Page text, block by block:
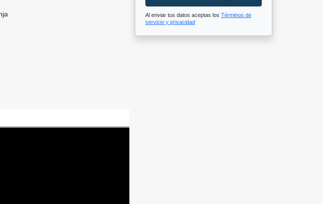
Al enviar tus datos aceptas los Términos de
servicio y privacidad